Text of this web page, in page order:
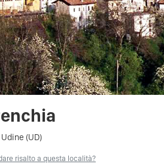
Udine (UD)
risalto a questa località?